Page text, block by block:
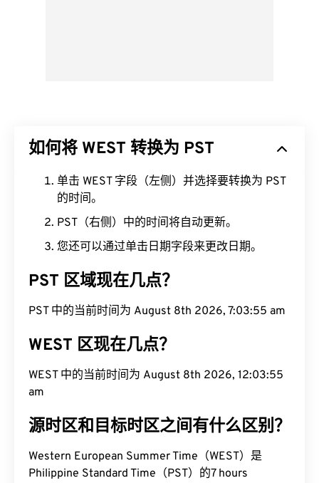
如何将 WEST 转换为 PST
单击 WEST 字段（左侧）并选择要转换为 PST
的时间。
PST（右侧）中的时间将自动更新。
您还可以通过单击日期字段来更改日期。
PST 区域现在几点？
PST 中的当前时间为 August 8th 2026, 7:03:56 am
WEST 区现在几点？
WEST 中的当前时间为 August 8th 2026, 12:03:56
am
源时区和目标时区之间有什么区别？
Western European Summer Time（WEST）是
Philippine Standard Time（PST）的7 hours